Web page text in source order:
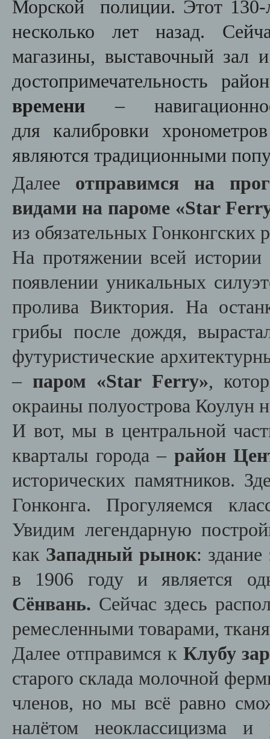
Морской полиции. Этот 130-
несколько лет назад.
магазины, выставочный зал
достопримечательность
времени –
для калибровки
являются традиционными
Далее отправимся на
видами на пароме «Star
из обязательных Гонконгских
На протяжении всей истории
появлении уникальных
пролива Виктория. На
грибы после дождя,
футуристические
– паром «Star Ferry»,
окраины полуострова Коулун
И вот, мы в центральной
кварталы города – район
исторических памятников.
Гонконга. Прогуляемся
Увидим легендарную
как Западный рынок: здание
в 1906 году и является
Сёнвань. Сейчас здесь
ремесленными товарами,
Далее отправимся к Клубу
старого склада молочной
членов, но мы всё равно
налётом неоклассицизма